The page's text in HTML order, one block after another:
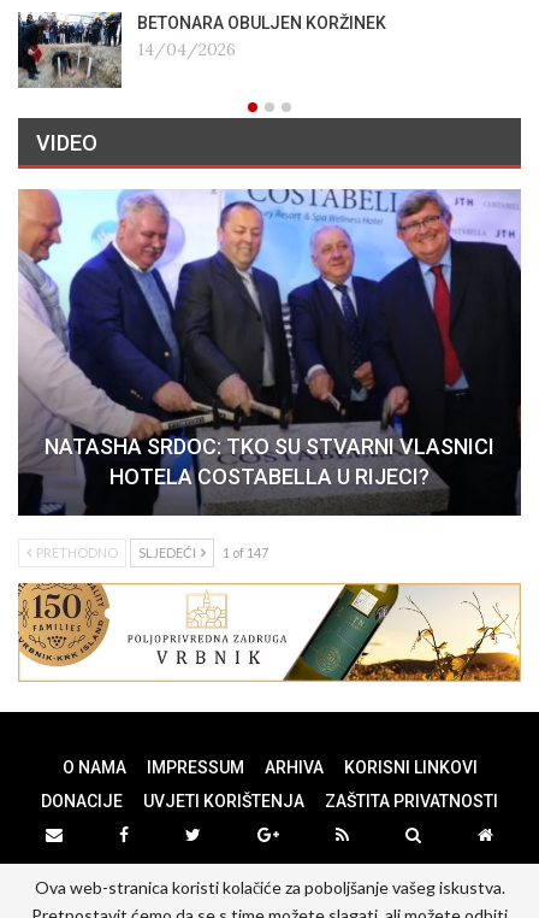
BETONARA OBULJEN KORŽINEK
14/04/2026
VIDEO
NATASHA SRDOC: TKO SU STVARNI VLASNICI
HOTELA COSTABELLA U RIJECI?
PRETHODNO SLJEDEĆI 1 of 147
O NAMA IMPRESSUM ARHIVA
KORISNI LINKOVI
DONACIJE
UVJETI KORIŠTENJA ZAŠTITA PRIVATNOSTI
© 2026 - PANOPTICUM. All Rights Reserved.
Ova web-stranica koristi kolačiće za poboljšanje vašeg iskustva.